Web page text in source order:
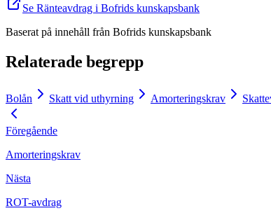
Se Ränteavdrag i Bofrids kunskapsbank
Baserat på innehåll från Bofrids kunskapsbank
Relaterade begrepp
Bolån Skatt vid uthyrning Amorteringskrav
Föregående
Amorteringskrav
Nästa
ROT-avdrag